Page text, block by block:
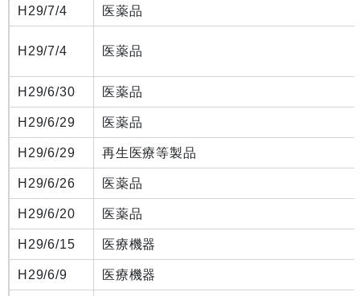
H29/7/4 医薬品
H29/7/4 医薬品
H29/6/30 医薬品
H29/6/29 医薬品
H29/6/29 再生医療等製品
H29/6/26 医薬品
H29/6/20 医薬品
H29/6/15 医療機器
H29/6/9 医療機器